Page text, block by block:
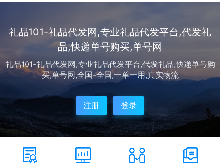
品，专业的代发平台都能提供高效、可靠的解
务...
礼品101-礼品代发网,专业礼品代发平台,代发礼
品,快递单号购买,单号网
礼品101-礼品代发网,专业礼品代发平台,代发礼品,快递单号购
买,单号网,全国-全国,一单一用,真实物流
注册 登录